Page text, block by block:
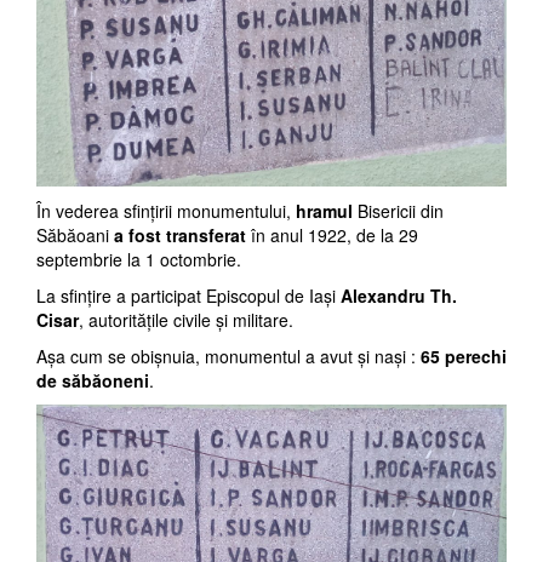
În vederea sfinţirii monumentului, hramul Bisericii din
Săbăoani a fost transferat în anul 1922, de la 29
septembrie la 1 octombrie.
La sfinţire a participat Episcopul de Iaşi Alexandru Th.
Cisar, autorităţile civile şi militare.
Aşa cum se obişnuia, monumentul a avut şi naşi : 65 perechi
de săbăoneni.